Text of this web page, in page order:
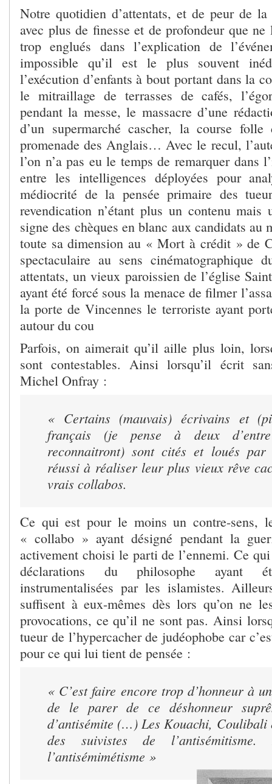
Notre quotidien d’attentats, et de peur de
avec plus de finesse et de profondeur que
trop englués dans l’explication de
impossible qu’il est le plus souvent
l’exécution d’enfants à bout portant dans la
le mitraillage de terrasses de cafés,
pendant la messe, le massacre d’une
d’un supermarché cascher, la course
promenade des Anglais… Avec le recul,
l’on n’a pas eu le temps de remarquer dans
entre les intelligences déployées pour
médiocrité de la pensée primaire des
revendication n’étant plus un contenu mais
signe des chèques en blanc aux candidats au
toute sa dimension au « Mort à crédit » de
spectaculaire au sens cinématographique
attentats, un vieux paroissien de l’église
ayant été forcé sous la menace de filmer
la porte de Vincennes le terroriste ayant
autour du cou
Parfois, on aimerait qu’il aille plus loin,
sont contestables. Ainsi lorsqu’il écrit
Michel Onfray :
« Certains (mauvais) écrivains et
français (je pense à deux
reconnaitront) sont cités et loués
réussi à réaliser leur plus vieux rêve
vrais collabos.
Ce qui est pour le moins un contre-sens,
« collabo » ayant désigné pendant la
activement choisi le parti de l’ennemi. Ce qui
déclarations du philosophe ayant
instrumentalisées par les islamistes.
suffisent à eux-mêmes dès lors qu’on ne
provocations, ce qu’il ne sont pas. Ainsi
tueur de l’hypercacher de judéophobe car
pour ce qui lui tient de pensée :
« C’est faire encore trop d’honneur à
de le parer de ce déshonneur
d’antisémite (…) Les Kouachi, Coulibali
des suivistes de l’antisémitisme.
l’antisémimétisme »